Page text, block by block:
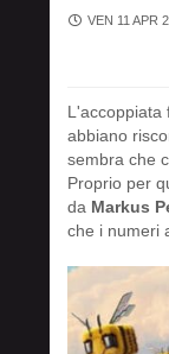
VEN 11 APR
L'accoppiata
abbiano
sembra che
Proprio per
da Markus
che i numeri